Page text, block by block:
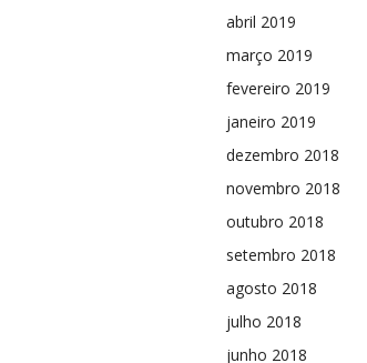
abril 2019
março 2019
fevereiro 2019
janeiro 2019
dezembro 2018
novembro 2018
outubro 2018
setembro 2018
agosto 2018
julho 2018
junho 2018